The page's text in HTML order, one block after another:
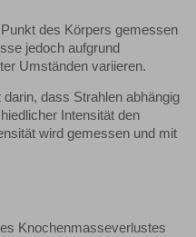
des Körpers gemessen
jedoch aufgrund
Umständen variieren.
dass Strahlen abhängig
Intensität den
wird gemessen und mit
Knochenmasseverlustes